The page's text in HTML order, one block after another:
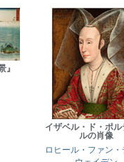
』
イザベル・ド・ポル
ルの肖像
ロヒール・ファン・